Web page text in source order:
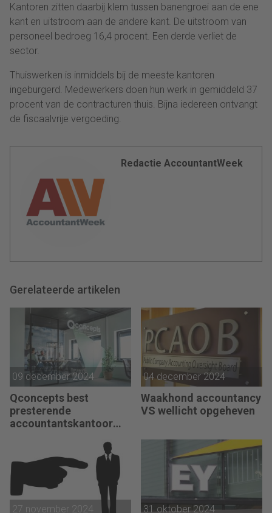
Kantoren zitten daarbij klem tussen banengroei aan de ene
kant en uitstroom aan de andere kant. De uitstroom van
personeel bedroeg 16,4 procent. Een derde verliet de
sector.
Thuiswerken is inmiddels bij de meeste kantoren
ingeburgerd. Medewerkers doen hun werk in gemiddeld 37
procent van de contracturen thuis. Bijna iedereen ontvangt
de fiscaalvrije vergoeding.
Redactie AccountantWeek
Gerelateerde artikelen
09 december 2024
Qconcepts best
presterende
accountantskantoor
04 december 2024
Waakhond accountancy
VS wellicht opgeheven
27 november 2024 31 oktober 2024